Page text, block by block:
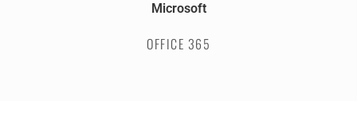
Microsoft
OFFICE 365